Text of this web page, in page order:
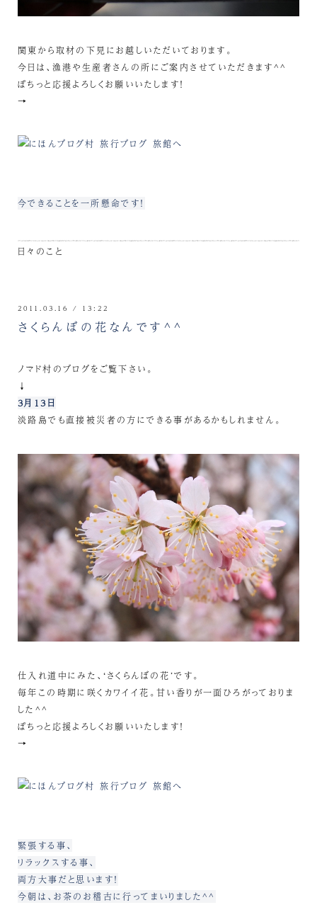
関東から取材の下見にお越しいただいております。
今日は、漁港や生産者さんの所にご案内させていただきます^^
ぽちっと応援よろしくお願いいたします！
→
今できることを一所懸命です！
日々のこと
2011.03.16 / 13:22
さくらんぼの花なんです^^
ノマド村のブログをご覧下さい。
↓
3月13日
淡路島でも直接被災者の方にできる事があるかもしれません。
仕入れ道中にみた、‘さくらんぼの花’です。
毎年この時期に咲くカワイイ花。甘い香りが一面ひろがっておりま
した^^
ぽちっと応援よろしくお願いいたします！
→
緊張する事、
リラックスする事、
両方大事だと思います！
今朝は、お茶のお稽古に行ってまいりました^^